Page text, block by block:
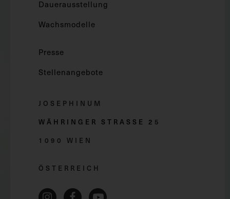
Dauerausstellung
Wachsmodelle
Presse
Stellenangebote
JOSEPHINUM
WÄHRINGER STRASSE 2 5
1090 WIEN
ÖSTERREICH